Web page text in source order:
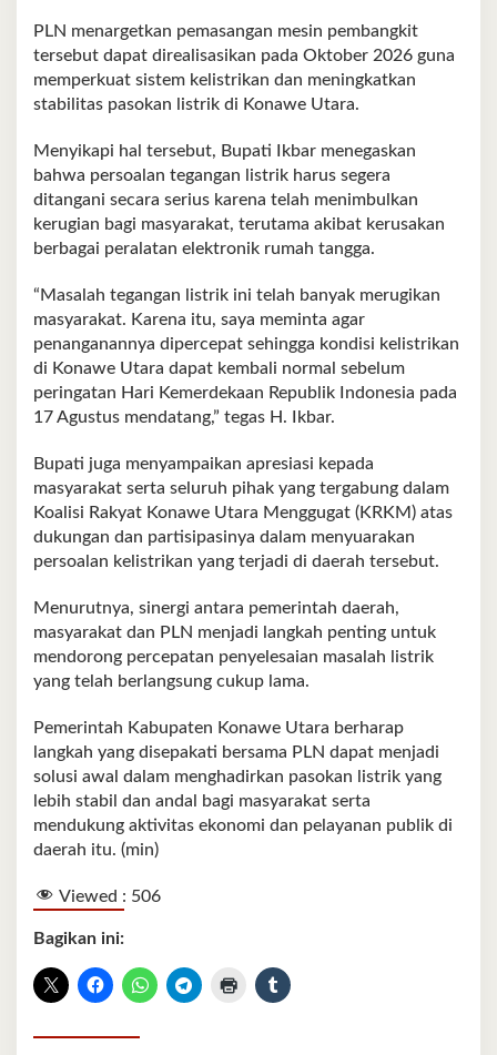
PLN menargetkan pemasangan mesin pembangkit
tersebut dapat direalisasikan pada Oktober 2026 guna
memperkuat sistem kelistrikan dan meningkatkan
stabilitas pasokan listrik di Konawe Utara.
Menyikapi hal tersebut, Bupati Ikbar menegaskan
bahwa persoalan tegangan listrik harus segera
ditangani secara serius karena telah menimbulkan
kerugian bagi masyarakat, terutama akibat kerusakan
berbagai peralatan elektronik rumah tangga.
“Masalah tegangan listrik ini telah banyak merugikan
masyarakat. Karena itu, saya meminta agar
penanganannya dipercepat sehingga kondisi kelistrikan
di Konawe Utara dapat kembali normal sebelum
peringatan Hari Kemerdekaan Republik Indonesia pada
17 Agustus mendatang,” tegas H. Ikbar.
Bupati juga menyampaikan apresiasi kepada
masyarakat serta seluruh pihak yang tergabung dalam
Koalisi Rakyat Konawe Utara Menggugat (KRKM) atas
dukungan dan partisipasinya dalam menyuarakan
persoalan kelistrikan yang terjadi di daerah tersebut.
Menurutnya, sinergi antara pemerintah daerah,
masyarakat dan PLN menjadi langkah penting untuk
mendorong percepatan penyelesaian masalah listrik
yang telah berlangsung cukup lama.
Pemerintah Kabupaten Konawe Utara berharap
langkah yang disepakati bersama PLN dapat menjadi
solusi awal dalam menghadirkan pasokan listrik yang
lebih stabil dan andal bagi masyarakat serta
mendukung aktivitas ekonomi dan pelayanan publik di
daerah itu. (min)
Viewed : 506
Bagikan ini: